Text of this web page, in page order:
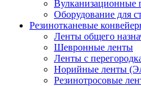
Вулканизационные
Оборудование для
Резинотканевые
Ленты общего
Шевронные ленты
Ленты с
Норийные ленты
Резинотросовые